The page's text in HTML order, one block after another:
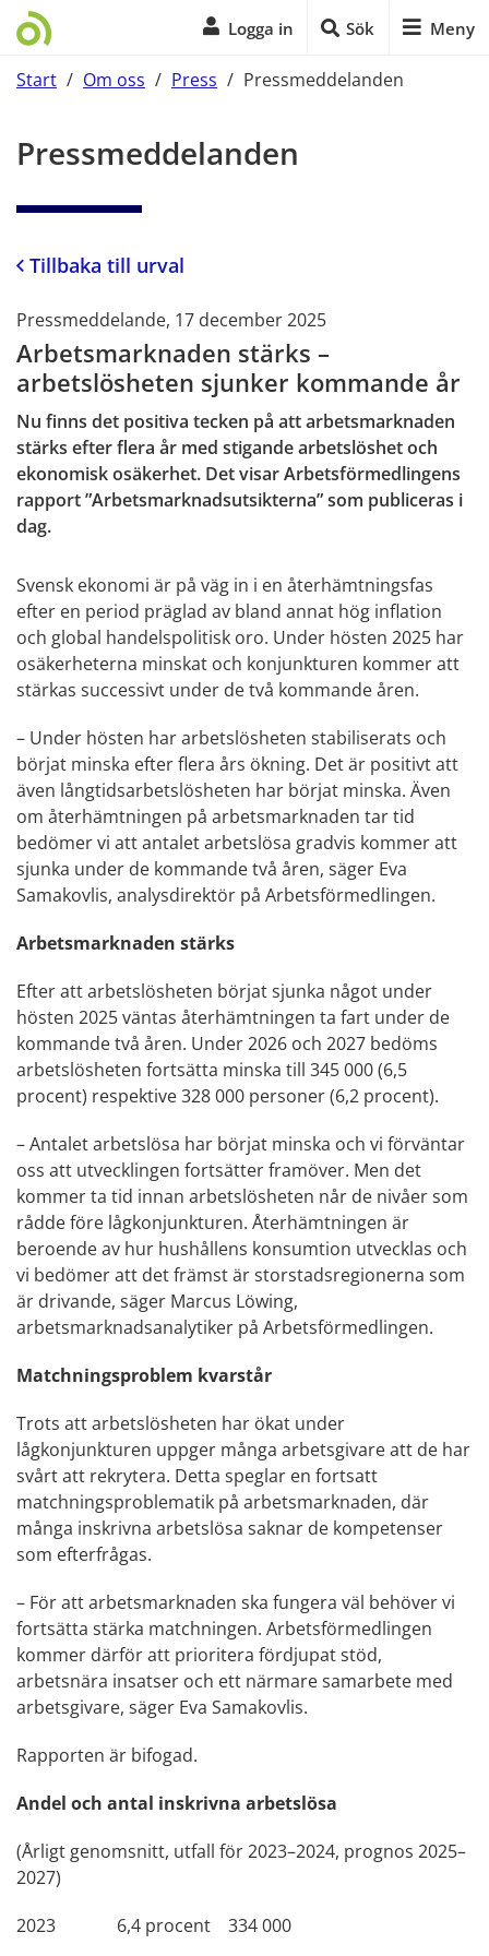
Logga in Sök Meny
Start / Om oss / Press / Pressmeddelanden
Pressmeddelanden
Tillbaka till urval
Pressmeddelande, 17 december 2025
Arbetsmarknaden stärks –
arbetslösheten sjunker kommande år
Nu finns det positiva tecken på att arbetsmarknaden
stärks efter flera år med stigande arbetslöshet och
ekonomisk osäkerhet. Det visar Arbetsförmedlingens
rapport ”Arbetsmarknadsutsikterna” som publiceras i
dag.
Svensk ekonomi är på väg in i en återhämtningsfas
efter en period präglad av bland annat hög inflation
och global handelspolitisk oro. Under hösten 2025 har
osäkerheterna minskat och konjunkturen kommer att
stärkas successivt under de två kommande åren.
– Under hösten har arbetslösheten stabiliserats och
börjat minska efter flera års ökning. Det är positivt att
även långtidsarbetslösheten har börjat minska. Även
om återhämtningen på arbetsmarknaden tar tid
bedömer vi att antalet arbetslösa gradvis kommer att
sjunka under de kommande två åren, säger Eva
Samakovlis, analysdirektör på Arbetsförmedlingen.
Arbetsmarknaden stärks
Efter att arbetslösheten börjat sjunka något under
hösten 2025 väntas återhämtningen ta fart under de
kommande två åren. Under 2026 och 2027 bedöms
arbetslösheten fortsätta minska till 345 000 (6,5
procent) respektive 328 000 personer (6,2 procent).
– Antalet arbetslösa har börjat minska och vi förväntar
oss att utvecklingen fortsätter framöver. Men det
kommer ta tid innan arbetslösheten når de nivåer som
rådde före lågkonjunkturen. Återhämtningen är
beroende av hur hushållens konsumtion utvecklas och
vi bedömer att det främst är storstadsregionerna som
är drivande, säger Marcus Löwing,
arbetsmarknadsanalytiker på Arbetsförmedlingen.
Matchningsproblem kvarstår
Trots att arbetslösheten har ökat under
lågkonjunkturen uppger många arbetsgivare att de har
svårt att rekrytera. Detta speglar en fortsatt
matchningsproblematik på arbetsmarknaden, där
många inskrivna arbetslösa saknar de kompetenser
som efterfrågas.
– För att arbetsmarknaden ska fungera väl behöver vi
fortsätta stärka matchningen. Arbetsförmedlingen
kommer därför att prioritera fördjupat stöd,
arbetsnära insatser och ett närmare samarbete med
arbetsgivare, säger Eva Samakovlis.
Rapporten är bifogad.
Andel och antal inskrivna arbetslösa
(Årligt genomsnitt, utfall för 2023–2024, prognos 2025–
2027)
2023 6,4 procent 334 000